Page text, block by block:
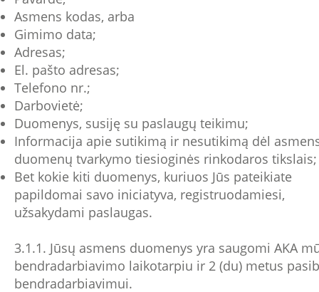
Asmens kodas, arba
Gimimo data;
Adresas;
El. pašto adresas;
Telefono nr.;
Darbovietė;
Duomenys, susiję su paslaugų teikimu;
Informacija apie sutikimą ir nesutikimą dėl
duomenų tvarkymo tiesioginės rinkodaros tikslais;
Bet kokie kiti duomenys, kuriuos Jūs pateikiate
papildomai savo iniciatyva, registruodamiesi,
užsakydami paslaugas.
3.1.1. Jūsų asmens duomenys yra saugomi AKA
bendradarbiavimo laikotarpiu ir 2 (du) metus
bendradarbiavimui.